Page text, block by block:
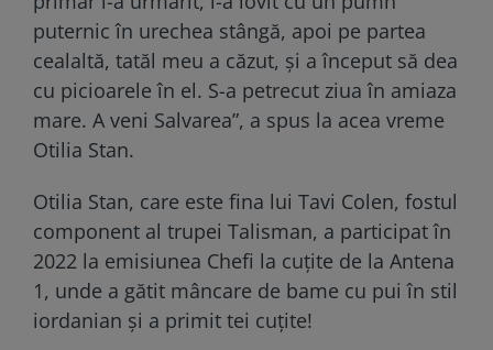
puternic în urechea stângă, apoi pe partea
cealaltă, tatăl meu a căzut, și a început să dea
cu picioarele în el. S-a petrecut ziua în amiaza
mare. A veni Salvarea”, a spus la acea vreme
Otilia Stan.
Otilia Stan, care este fina lui Tavi Colen, fostul
component al trupei Talisman, a participat în
2022 la emisiunea Chefi la cuţite de la Antena
1, unde a gătit mâncare de bame cu pui în stil
iordanian şi a primit tei cuţite!